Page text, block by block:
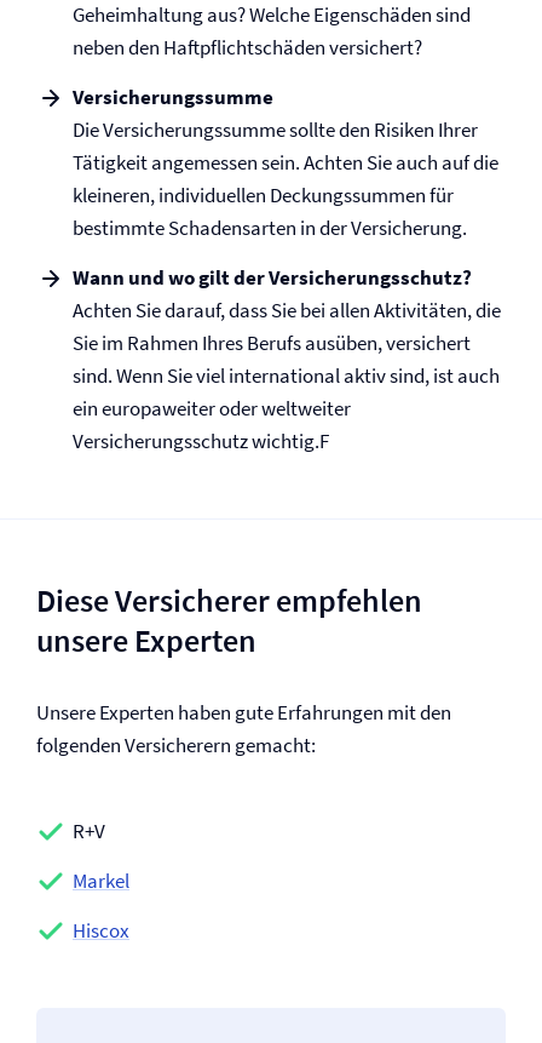
Geheimhaltung aus? Welche Eigenschäden sind
neben den Haftpflichtschäden versichert?
Versicherungssumme
Die Versicherungssumme sollte den Risiken Ihrer
Tätigkeit angemessen sein. Achten Sie auch auf die
kleineren, individuellen Deckungssummen für
bestimmte Schadensarten in der Versicherung.
Wann und wo gilt der Versicherungsschutz?
Achten Sie darauf, dass Sie bei allen Aktivitäten, die
Sie im Rahmen Ihres Berufs ausüben, versichert
sind. Wenn Sie viel international aktiv sind, ist auch
ein europaweiter oder weltweiter
Versicherungsschutz wichtig.F
Diese Versicherer empfehlen
unsere Experten
Unsere Experten haben gute Erfahrungen mit den
folgenden Versicherern gemacht:
R+V
Markel
Hiscox